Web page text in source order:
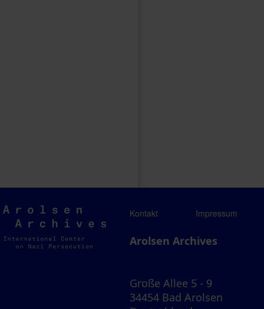
Arolsen
Archives
Kontakt Impressum
Arolsen Archives
Große Allee 5 - 9
34454 Bad Arolsen